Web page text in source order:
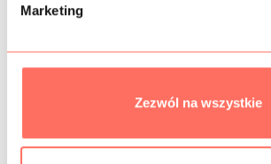
Marketing
Zezwól na wszystkie
Podobne